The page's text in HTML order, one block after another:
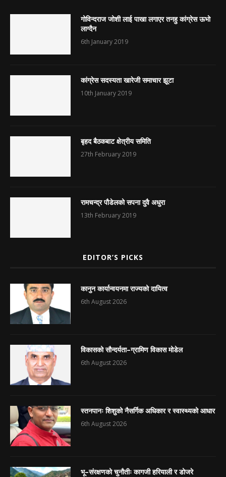
गोविन्दराज जोशी लाई पाखा लगाएर तनहु कांग्रेस ऊभो
लाग्दैन
6th January 2019
कांग्रेस सदस्यता खारेजी समाचार झूटा
10th January 2019
बृहद बैठकबाट क्षेत्रीय समिति
27th February 2019
रामचन्द्र पौडेलको सपना दुवै अधुरा
13th February 2019
EDITOR’S PICKS
कानुन कार्यान्वयनमा राज्यको दायित्व
6th August 2026
विकासको सौन्दर्यता–ग्रामिण विकास मोडेल
6th August 2026
स्तनपानः शिशुको नैसर्गिक अधिकार र स्वास्थ्यको आधार
6th August 2026
भू–संरक्षणको चुनौतीः कागजी हरियाली र डोजरे